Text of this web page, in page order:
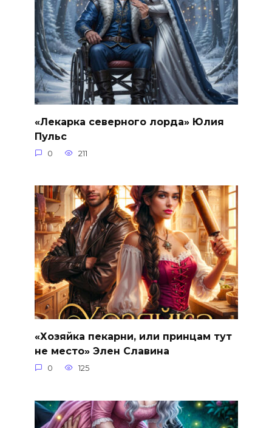
«Лекарка северного лорда» Юлия
Пульс
0 211
«Хозяйка пекарни, или принцам тут
не место» Элен Славина
0 125